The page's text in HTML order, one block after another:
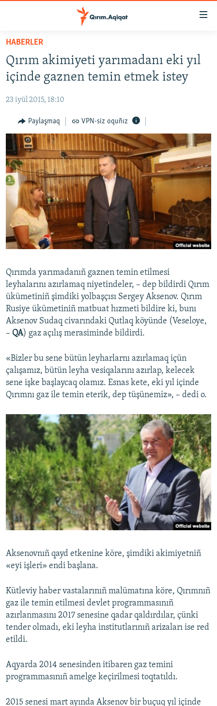
Esas
qaytmaq
Baş
navigatsiyağa
qaytmaq
qaytmaq
SİYASET
İQTİSADİYAT
CEMİYET
MEDENİYET
İNSAN AQLARI
VİDEO
SÜRET
BLOGLAR
FİKİR
Русский
Українською
QOŞULIÑIZ!
RFE/RS bütün saytları
HABERLER
Qırım akimiyeti yarımadanı eki yıl
içinde gaznen temin etmek istey
23 iyül 2015, 18:10
Paylaşmaq VPN-siz oquñız
Qırımda yarımadanıñ gaznen temin etilmesi
leyhalarını azırlamaq niyetindeler, – dep bildirdi Qırım
ükümetiniñ şimdiki yolbaşçısı Sergey Aksenov. Qırım
Rusiye ükümetiniñ matbuat hızmeti bildire ki, bunı
Aksenov Sudaq civarındaki Qutlaq köyünde (Veseloye,
– QA) gaz açılış merasiminde bildirdi.
«Bizler bu sene bütün leyharlarnı azırlamaq içün
çalışamız, bütün leyha vesiqalarını azırlap, kelecek
sene işke başlaycaq olamız. Esnas kete, eki yıl içinde
Qırımnı gaz ile temin eterik, dep tüşünemiz», – dedi o.
Aksenovnıñ qayd etkenine köre, şimdiki akimiyetniñ
«eyi işleri» endi başlana.
Kütleviy haber vastalarınıñ malümatına köre, Qırımnıñ
gaz ile temin etilmesi devlet programmasınıñ
azırlanmasını 2017 senesine qadar qaldırdılar, çünki
tender olmadı, eki leyha institutlarınıñ arizaları ise red
etildi.
Aqyarda 2014 senesinden itibaren gaz temini
programmasınıñ amelge keçirilmesi toqtatıldı.
2015 senesi mart ayında Aksenov bir buçuq yıl içinde